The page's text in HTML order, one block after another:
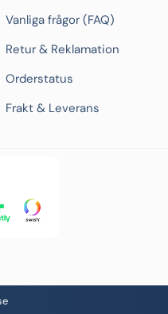
Vanliga frågor (FAQ)
Retur & Reklamation
Orderstatus
Frakt & Leverans